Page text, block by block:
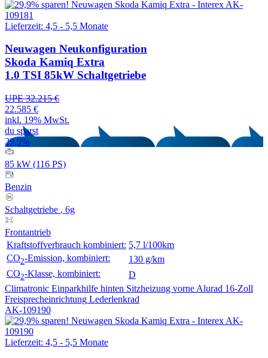
Lieferzeit: 4,5 - 5,5 Monate
Neuwagen Neukonfiguration
Skoda Kamiq Extra
1.0 TSI 85kW Schaltgetriebe
UPE 32.215 €
22.585 €
inkl. 19% MwSt.
du sparst
29,9%
85 kW (116 PS)
Benzin
Schaltgetriebe , 6g
Frontantrieb
Kraftstoffverbrauch kombiniert: 5,7 l/100km
CO2-Emission, kombiniert:
130 g/km
CO2-Klasse, kombiniert:
D
Climatronic Einparkhilfe hinten Sitzheizung vorne Alurad 16-Zoll
Freisprecheinrichtung Lederlenkrad
AK-109190
Lieferzeit: 4,5 - 5,5 Monate